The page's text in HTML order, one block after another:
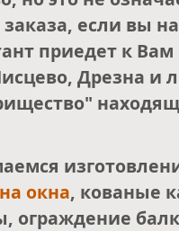
если вы
приедет к
Дрезна и
окна, кованые
ограждение